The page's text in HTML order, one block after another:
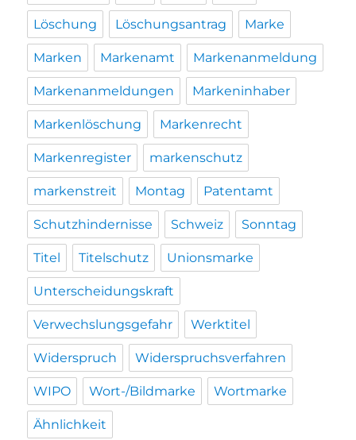
Löschung Löschungsantrag Marke
Marken Markenamt Markenanmeldung
Markenanmeldungen Markeninhaber
Markenlöschung Markenrecht
Markenregister markenschutz
markenstreit Montag Patentamt
Schutzhindernisse Schweiz Sonntag
Titel Titelschutz Unionsmarke
Unterscheidungskraft
Verwechslungsgefahr Werktitel
Widerspruch Widerspruchsverfahren
WIPO Wort-/Bildmarke Wortmarke
Ähnlichkeit